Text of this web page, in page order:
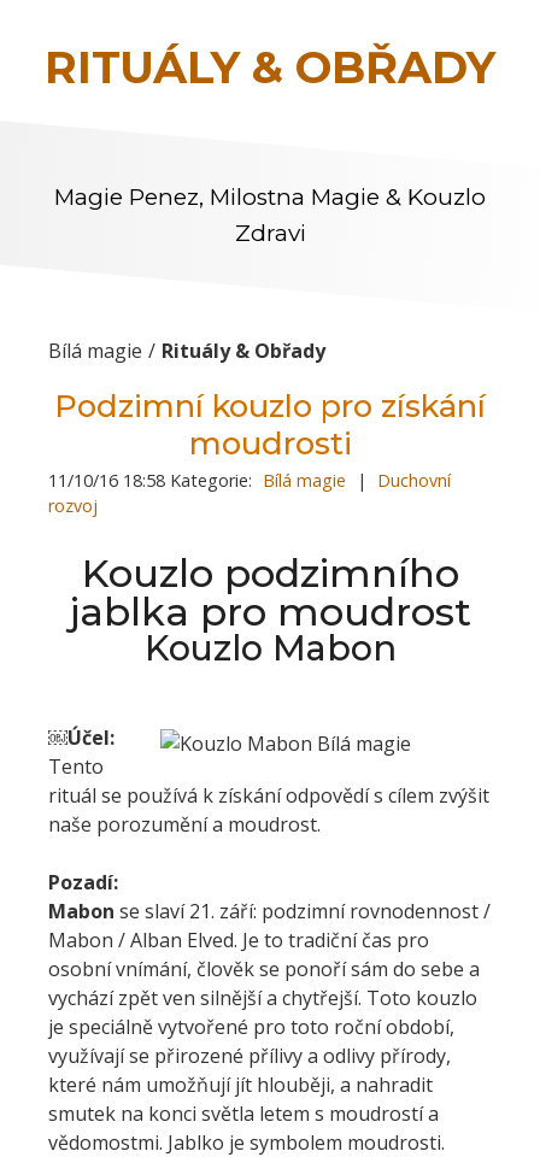
RITUÁLY & OBŘADY
Magie Penez, Milostna Magie & Kouzlo
Zdravi
Bílá magie Rituály & Obřady
Podzimní kouzlo pro získání
moudrosti
11/10/16 18:58 Kategorie: Bílá magie |
Duchovní
rozvoj
Kouzlo podzimního
jablka pro moudrost
Kouzlo Mabon
￼Účel:
Tento
rituál se používá k získání odpovědí s cílem zvýšit
naše porozumění a moudrost.
Pozadí:
Mabon se slaví 21. září: podzimní rovnodennost /
Mabon / Alban Elved. Je to tradiční čas pro
osobní vnímání, člověk se ponoří sám do sebe a
vychází zpět ven silnější a chytřejší. Toto kouzlo
je speciálně vytvořené pro toto roční období,
využívají se přirozené přílivy a odlivy přírody,
které nám umožňují jít hlouběji, a nahradit
smutek na konci světla letem s moudrostí a
vědomostmi. Jablko je symbolem moudrosti.